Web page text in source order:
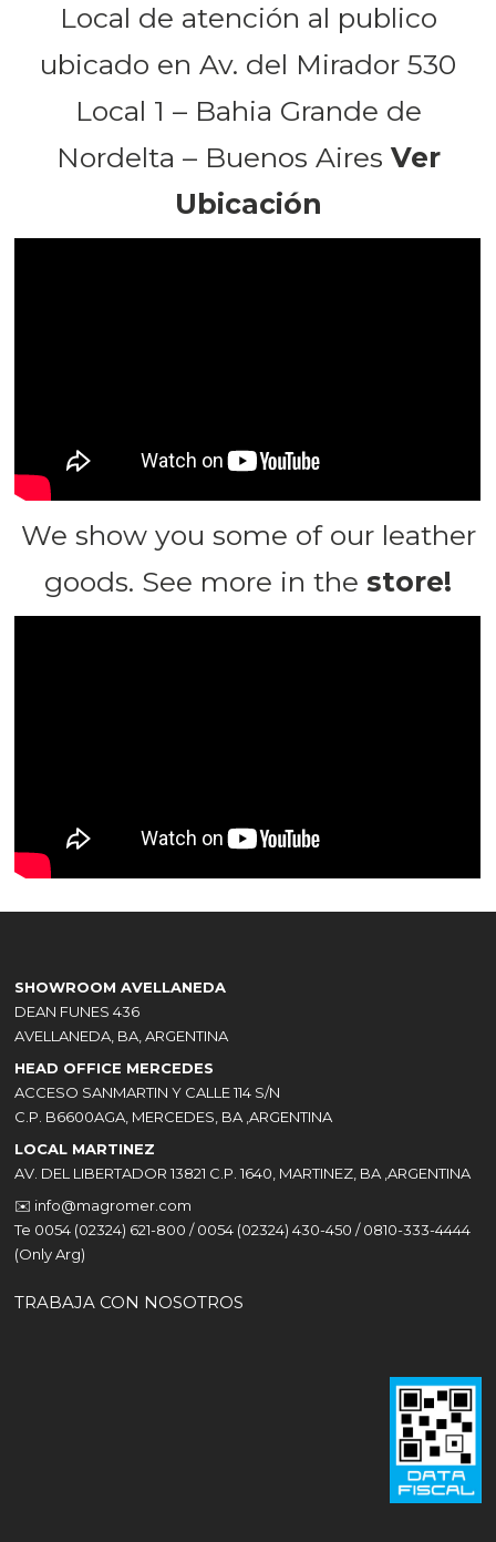
Local de atención al publico
ubicado en Av. del Mirador 530
Local 1 – Bahia Grande de
Nordelta – Buenos Aires Ver
Ubicación
We show you some of our leather
goods. See more in the store!
SHOWROOM AVELLANEDA
DEAN FUNES 436
AVELLANEDA, BA, ARGENTINA
HEAD OFFICE MERCEDES
ACCESO SANMARTIN Y CALLE 114 S/N
C.P. B6600AGA, MERCEDES, BA ,ARGENTINA
LOCAL MARTINEZ
AV. DEL LIBERTADOR 13821 C.P. 1640, MARTINEZ, BA ,ARGENTINA
✉️ info@magromer.com
Te 0054 (02324) 621-800 / 0054 (02324) 430-450 / 0810-333-4444
(Only Arg)
TRABAJA CON NOSOTROS